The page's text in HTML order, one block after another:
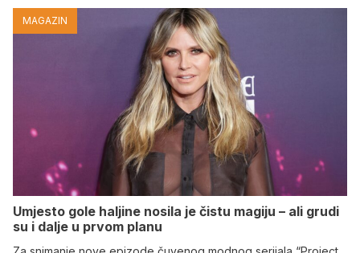
MAGAZIN
Umjesto gole haljine nosila je čistu magiju – ali grudi
su i dalje u prvom planu